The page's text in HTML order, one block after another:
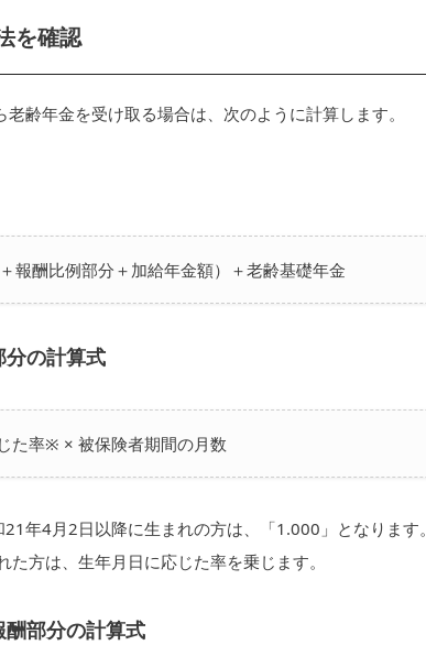
を確認
齢年金を受け取る場合は、次のように計算します。
報酬比例部分＋加給年金額）＋老齢基礎年金
分の計算式
た率※ × 被保険者期間の月数
年4月2日以降に生まれの方は、「1.000」となります。
方は、生年月日に応じた率を乗じます。
部分の計算式